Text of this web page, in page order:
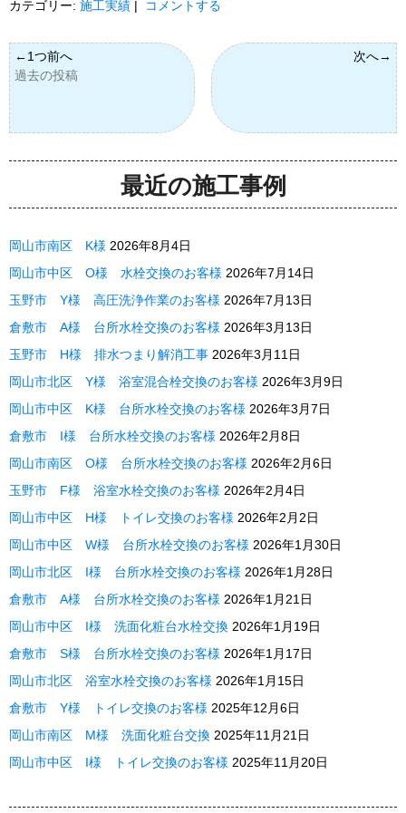
カテゴリー: 施工実績 | コメントする
過去の投稿
最近の施工事例
岡山市南区 K様 2026年8月4日
岡山市中区 O様 水栓交換のお客様 2026年7月14日
玉野市 Y様 高圧洗浄作業のお客様 2026年7月13日
倉敷市 A様 台所水栓交換のお客様 2026年3月13日
玉野市 H様 排水つまり解消工事 2026年3月11日
岡山市北区 Y様 浴室混合栓交換のお客様 2026年3月9日
岡山市中区 K様 台所水栓交換のお客様 2026年3月7日
倉敷市 I様 台所水栓交換のお客様 2026年2月8日
岡山市南区 O様 台所水栓交換のお客様 2026年2月6日
玉野市 F様 浴室水栓交換のお客様 2026年2月4日
岡山市中区 H様 トイレ交換のお客様 2026年2月2日
岡山市中区 W様 台所水栓交換のお客様 2026年1月30日
岡山市北区 I様 台所水栓交換のお客様 2026年1月28日
倉敷市 A様 台所水栓交換のお客様 2026年1月21日
岡山市中区 I様 洗面化粧台水栓交換 2026年1月19日
倉敷市 S様 台所水栓交換のお客様 2026年1月17日
岡山市北区 浴室水栓交換のお客様 2026年1月15日
倉敷市 Y様 トイレ交換のお客様 2025年12月6日
岡山市南区 M様 洗面化粧台交換 2025年11月21日
岡山市中区 I様 トイレ交換のお客様 2025年11月20日